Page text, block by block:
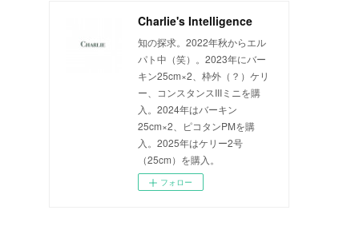
Charlie's Intelligence
知の探求。2022年秋からエル
パト中（笑）。2023年にバー
キン25cm×2、枠外（？）ケリ
ー、コンスタンスIIIミニを購
入。2024年はバーキン
25cm×2、ピコタンPMを購
入。2025年はケリー2号
（25cm）を購入。
フォロー